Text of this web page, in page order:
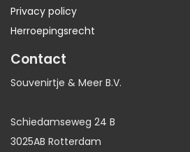
Privacy policy
Herroepingsrecht
Contact
Souvenirtje & Meer B.V.
Schiedamseweg 24 B
3025AB Rotterdam